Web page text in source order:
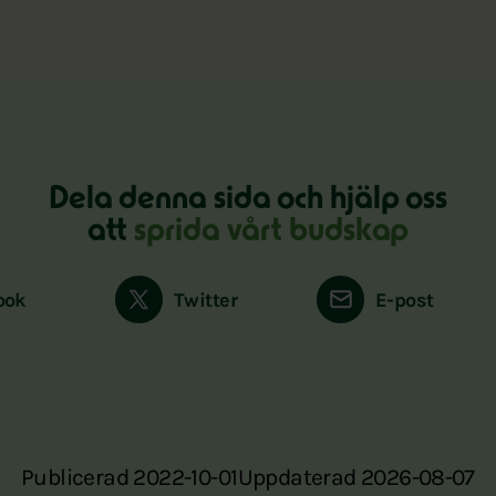
Dela denna sida och hjälp oss
att sprida vårt budskap
Twitter E-post
Publicerad 2022-10-01Uppdaterad 2026-08-07